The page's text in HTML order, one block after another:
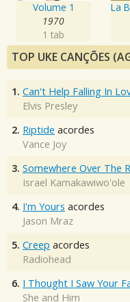
Volume 1
1970
1 tab
TOP UKE CANÇÕES
1. Can't Help Falling In
Elvis Presley
2. Riptide acordes
Vance Joy
3. Somewhere Over The
Israel Kamakawiwo'ole
4. I'm Yours acordes
Jason Mraz
5. Creep acordes
Radiohead
6. I Thought I Saw Your
She and Him